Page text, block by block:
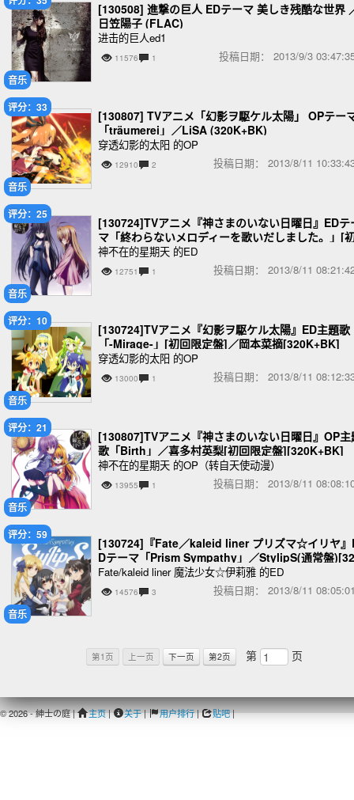
音乐
[130508] 進撃の巨人 EDテーマ 美しき残酷な世界
日笠陽子 (FLAC)
进击的巨人ed1
11576 1 投稿日期： 2013/9/3
音乐
评分：33
[130807] TVアニメ「幻影ヲ駆ケル太陽」 OPテー
「träumerei」／LiSA (320K+BK)
穿透幻影的太阳 的OP
12910 2 投稿日期： 2013/8/11
音乐
评分：25
[130724]TVアニメ『神さまのいない日曜日』EDテ
マ「終わらないメロディーを歌いだしました。」[
回限定盤]／小松未可子[320K+BK]
神不在的星期天 的ED
12751 1 投稿日期： 2013/8/11
音乐
评分：10
[130724]TVアニメ『幻影ヲ駆ケル太陽』ED主題歌
「-Mirage-」[初回限定盤]／岡本菜摘[320K+BK]
穿透幻影的太阳 的OP
13000 1 投稿日期： 2013/8/11
音乐
评分：21
[130807]TVアニメ『神さまのいない日曜日』OP主
歌「Birth」／喜多村英梨[初回限定盤][320K+BK]
神不在的星期天 的OP（转自天使动漫）
13955 1 投稿日期： 2013/8/11
音乐
评分：59
[130724]『Fate／kaleid liner プリズマ☆イリヤ』
Dテーマ「Prism Sympathy」／StylipS(通常盤
K]
Fate/kaleid liner 魔法少女☆伊莉雅 的ED
14576 3 投稿日期： 2013/8/11
第1页 上一页 下一页 第2页 第 页
© 2026 - 紳士の庭 | 主页| 关于| 用户排行| 贴吧|